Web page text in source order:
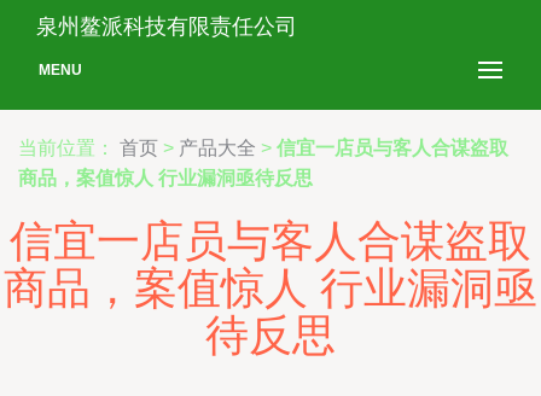
泉州鳌派科技有限责任公司
MENU
当前位置： 首页 > 产品大全 > 信宜一店员与客人合谋盗取
商品，案值惊人 行业漏洞亟待反思
信宜一店员与客人合谋盗取
商品，案值惊人 行业漏洞亟
待反思